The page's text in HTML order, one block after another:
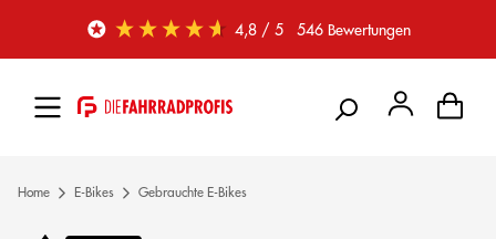
Zum Hauptinhalt springen 4,8/ 5 546 Bewertungen
Home E-Bikes Gebrauchte E-Bikes